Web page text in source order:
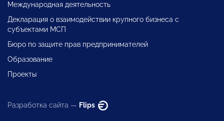
Международная деятельность
Декларация о взаимодействии крупного бизнеса с
субъектами МСП
Бюро по защите прав предпринимателей
Образование
Проекты
Разработка сайта — Flips